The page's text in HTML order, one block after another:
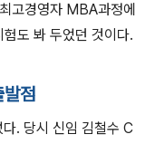
고경영자 MBA과정에
도 봐 두었던 것이다.
발점
. 당시 신임 김철수 C